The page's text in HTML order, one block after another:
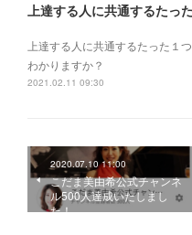
上達する人に共通するたっ
上達する人に共通するたった１
わかりますか？
2021.02.11 09:30
2020.07.10 11:00
こだま美由希公式チャンネ
ル500人達成いたしまし
た！